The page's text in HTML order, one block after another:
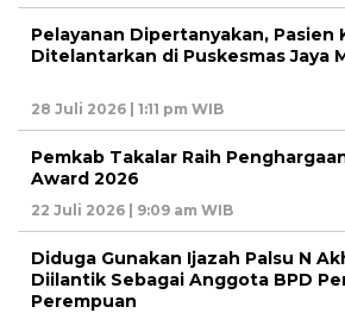
Pelayanan Dipertanyakan, Pasien
Ditelantarkan di Puskesmas Jaya
28 Juli 2026 | 1:11 pm WIB
Pemkab Takalar Raih
Award 2026
22 Juli 2026 | 9:09 am WIB
Diduga Gunakan Ijazah Palsu N
Diilantik Sebagai Anggota BPD
Perempuan